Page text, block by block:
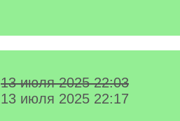
13 июля 2025 22:03
13 июля 2025 22:17